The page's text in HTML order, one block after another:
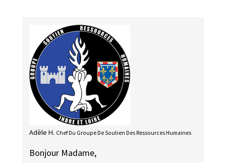
Adèle H. Chef Du Groupe De Soutien Des Ressources Humaines
Bonjour Madame,